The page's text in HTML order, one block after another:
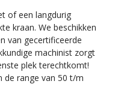
of een langdurig
kraan. We beschikken
van gecertificeerde
machinist zorgt
plek terechtkomt!
de range van 50 t/m